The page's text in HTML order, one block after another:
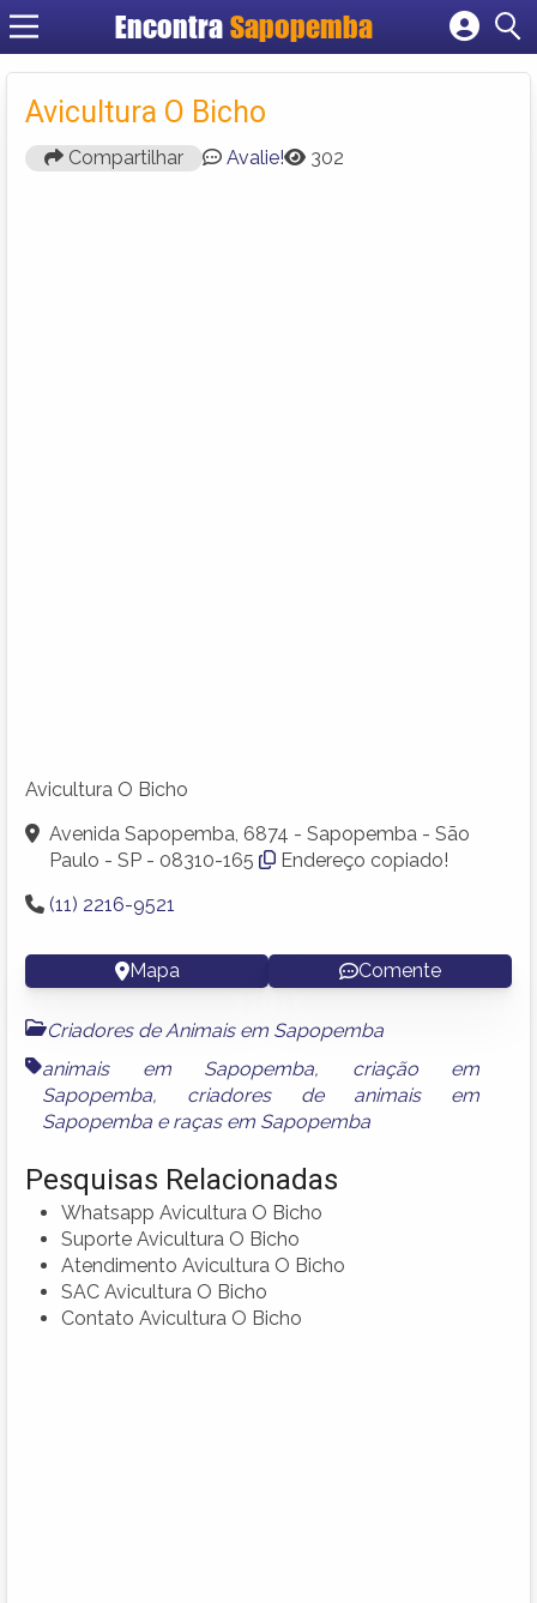
Encontra Sapopemba
Cadastrar empresa
Criar conta
Avicultura O Bicho
Compartilhar Avalie! 302
Avicultura O Bicho
Avenida Sapopemba, 6874 - Sapopemba - São
Paulo - SP - 08310-165
Endereço copiado!
(11) 2216-9521
Mapa Comente
Criadores de Animais em Sapopemba
animais em Sapopemba, criação em
Sapopemba, criadores de animais em
Sapopemba e raças em Sapopemba
Pesquisas Relacionadas
Whatsapp Avicultura O Bicho
Suporte Avicultura O Bicho
Atendimento Avicultura O Bicho
SAC Avicultura O Bicho
Contato Avicultura O Bicho